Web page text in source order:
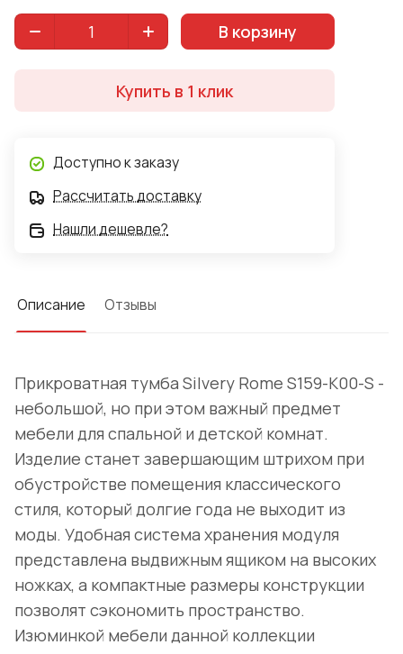
В корзину
Купить в 1 клик
Доступно к заказу
Рассчитать доставку
Нашли дешевле?
Описание Отзывы
Прикроватная тумба Silvery Rome S159-K00-S -
небольшой, но при этом важный предмет
мебели для спальной и детской комнат.
Изделие станет завершающим штрихом при
обустройстве помещения классического
стиля, который долгие года не выходит из
моды. Удобная система хранения модуля
представлена выдвижным ящиком на высоких
ножках, а компактные размеры конструкции
позволят сэкономить пространство.
Изюминкой мебели данной коллекции